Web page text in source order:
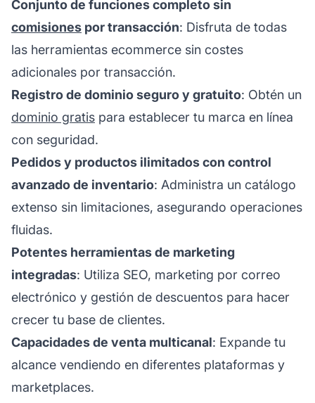
Conjunto de funciones completo sin
comisiones por transacción: Disfruta de todas
las herramientas ecommerce sin costes
adicionales por transacción.
Registro de dominio seguro y gratuito: Obtén un
dominio gratis para establecer tu marca en línea
con seguridad.
Pedidos y productos ilimitados con control
avanzado de inventario: Administra un catálogo
extenso sin limitaciones, asegurando operaciones
fluidas.
Potentes herramientas de marketing
integradas: Utiliza SEO, marketing por correo
electrónico y gestión de descuentos para hacer
crecer tu base de clientes.
Capacidades de venta multicanal: Expande tu
alcance vendiendo en diferentes plataformas y
marketplaces.